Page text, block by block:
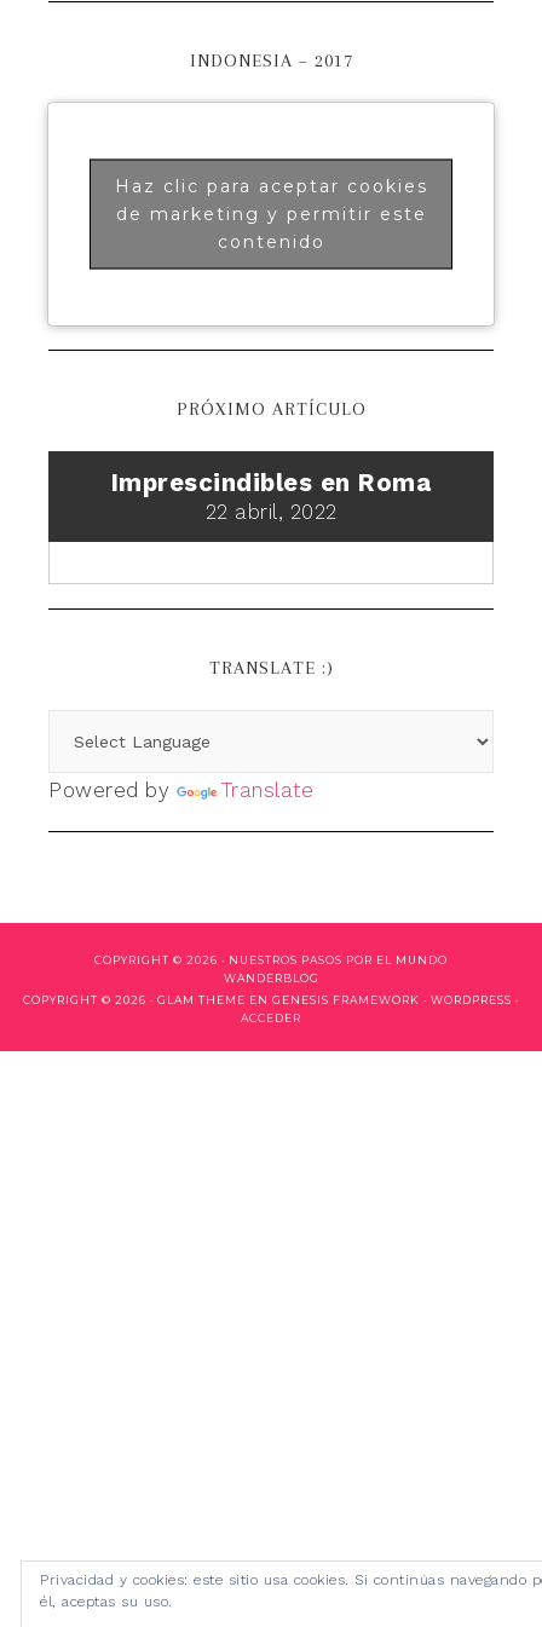
INDONESIA – 2017
Haz clic para aceptar cookies
de marketing y permitir este
contenido
PRÓXIMO ARTÍCULO
Imprescindibles en Roma
22 abril, 2022
TRANSLATE :)
Powered by Translate
COPYRIGHT © 2026 · NUESTROS PASOS POR EL MUNDO
WANDERBLOG
COPYRIGHT © 2026 · GLAM THEME EN GENESIS FRAMEWORK · WORDPRESS ·
ACCEDER
Privacidad y cookies: este sitio usa cookies. Si continúas navegando
él, aceptas su uso.